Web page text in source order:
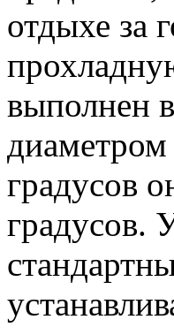
отдыхе за
выполнен
градусов
градусов.